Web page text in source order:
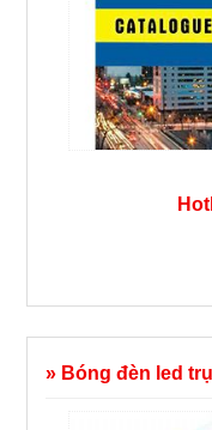
» Bóng đèn led